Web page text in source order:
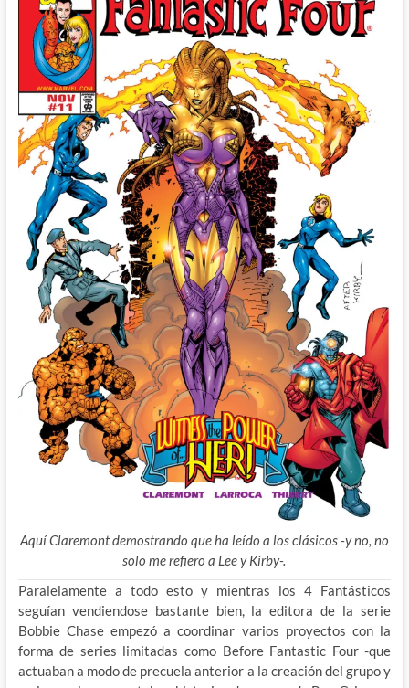
Aquí Claremont demostrando que ha leído a los clásicos -y no, no
solo me refiero a Lee y Kirby-.
Paralelamente a todo esto y mientras los 4 Fantásticos
seguían vendiendose bastante bien, la editora de la serie
Bobbie Chase empezó a coordinar varios proyectos con la
forma de series limitadas como Before Fantastic Four -que
actuaban a modo de precuela anterior a la creación del grupo y